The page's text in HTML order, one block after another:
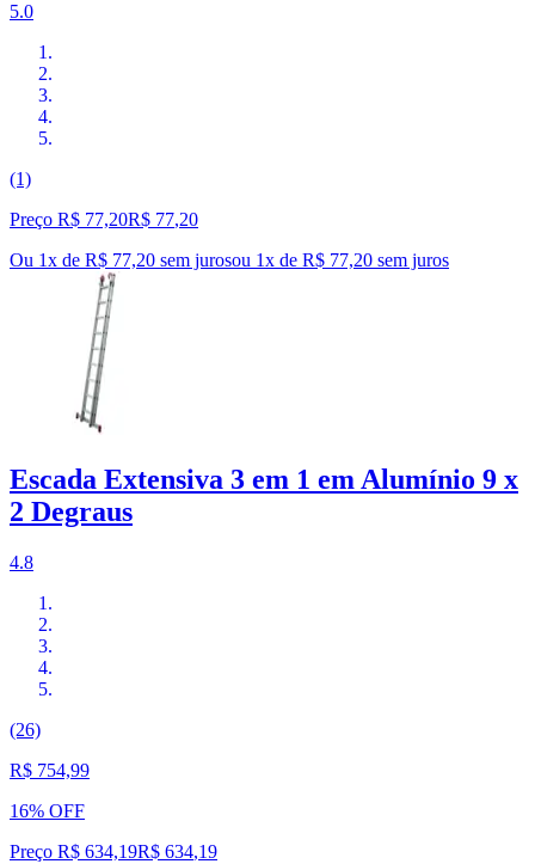
5.0
(1)
Preço R$ 77,20R$ 77,20
Ou 1x de R$ 77,20 sem jurosou 1x de R$ 77,20 sem juros
Escada Extensiva 3 em 1 em Alumínio 9 x
2 Degraus
4.8
(26)
R$ 754,99
16% OFF
Preço R$ 634,19R$ 634,19